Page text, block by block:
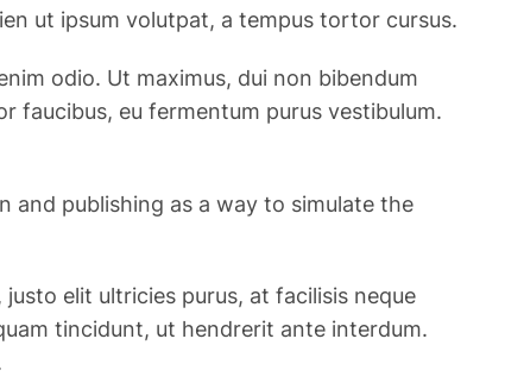
ut ipsum volutpat, a tempus tortor cursus.
odio. Ut maximus, dui non bibendum
faucibus, eu fermentum purus vestibulum.
and publishing as a way to simulate the
elit ultricies purus, at facilisis neque
tincidunt, ut hendrerit ante interdum.